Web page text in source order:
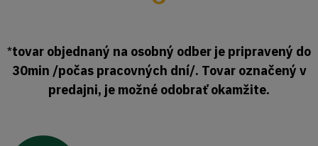
*tovar objednaný na osobný odber je pripravený do
30min /počas pracovných dní/. Tovar označený v
predajni, je možné odobrať okamžite.